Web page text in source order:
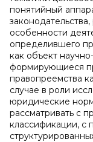
понятийный
особенности
определившего
как объект
формирующиеся
правопреемства
случае в роли
юридические
рассматривать с
классификации, с